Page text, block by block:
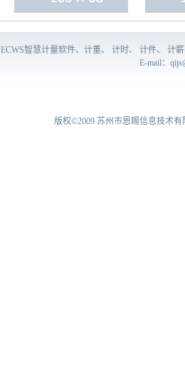
ECWS智慧计量软件、计重、 计时、 计件、 计
E-mail：
版权©2009 苏州市恩赐信息技术有